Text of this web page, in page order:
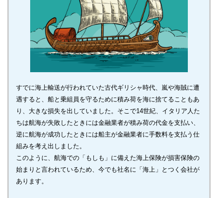
すでに海上輸送が行われていた古代ギリシャ時代、嵐や海賊に遭
遇すると、船と乗組員を守るために積み荷を海に捨てることもあ
り、大きな損失を出していました。そこで14世紀、イタリア人た
ちは航海が失敗したときには金融業者が積み荷の代金を支払い、
逆に航海が成功したときには船主が金融業者に手数料を支払う仕
組みを考え出しました。
このように、航海での「もしも」に備えた海上保険が損害保険の
始まりと言われているため、今でも社名に「海上」とつく会社が
あります。